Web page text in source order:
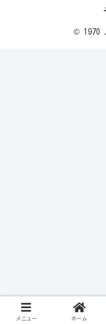
© 1970
メニュー ホーム